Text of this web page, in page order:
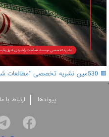
🟥 530مین نشریه تخصصی "مطالعات شرق" منتشر شد.
'
پيوندها ارتباط با ما